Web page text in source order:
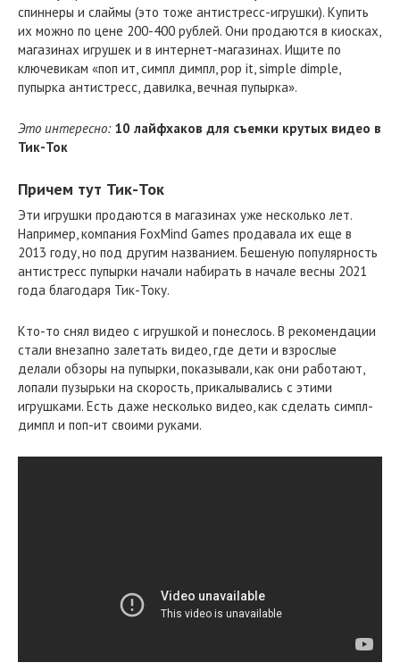
спиннеры и слаймы (это тоже антистресс-игрушки). Купить
их можно по цене 200-400 рублей. Они продаются в киосках,
магазинах игрушек и в интернет-магазинах. Ищите по
ключевикам «поп ит, симпл димпл, pop it, simple dimple,
пупырка антистресс, давилка, вечная пупырка».
Это интересно: 10 лайфхаков для съемки крутых видео в
Тик-Ток
Причем тут Тик-Ток
Эти игрушки продаются в магазинах уже несколько лет.
Например, компания FoxMind Games продавала их еще в
2013 году, но под другим названием. Бешеную популярность
антистресс пупырки начали набирать в начале весны 2021
года благодаря Тик-Току.
Кто-то снял видео с игрушкой и понеслось. В рекомендации
стали внезапно залетать видео, где дети и взрослые
делали обзоры на пупырки, показывали, как они работают,
лопали пузырьки на скорость, прикалывались с этими
игрушками. Есть даже несколько видео, как сделать симпл-
димпл и поп-ит своими руками.